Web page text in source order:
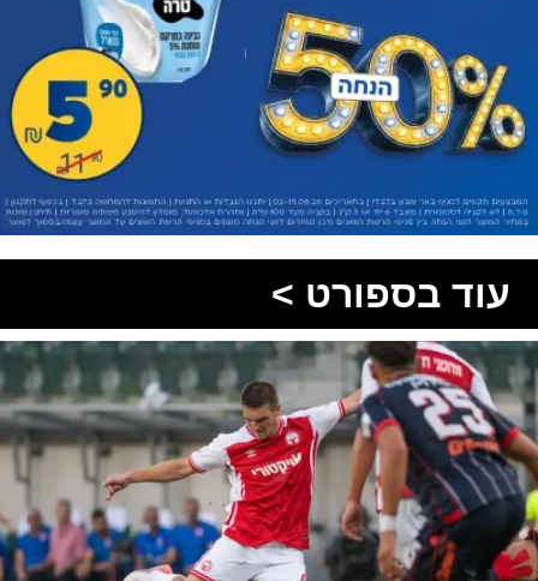
עוד בספורט >